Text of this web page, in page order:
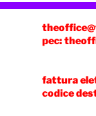
pec:
fattura
codice